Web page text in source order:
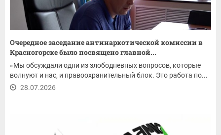
Очередное заседание антинаркотической комиссии в
Красногорске было посвящено главной...
«Мы обсуждали одни из злободневных вопросов, которые
волнуют и нас, и правоохранительный блок. Это работа по...
28.07.2026